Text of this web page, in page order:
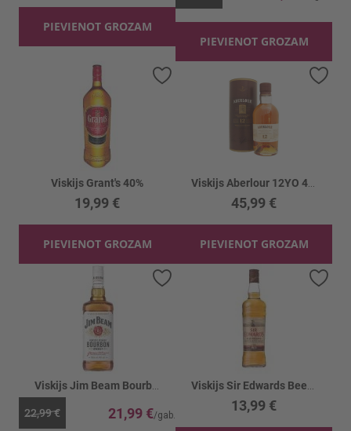
PIEVIENOT GROZAM
PIEVIENOT GROZAM
Viskijs Grant's 40%
19,99 €
PIEVIENOT GROZAM
45,99 €
PIEVIENOT GROZAM
22,99 € 21,99 € 13,99 €